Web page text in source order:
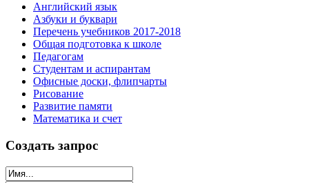
Английский язык
Азбуки и буквари
Перечень учебников 2017-2018
Общая подготовка к школе
Педагогам
Студентам и аспирантам
Офисные доски, флипчарты
Рисование
Развитие памяти
Математика и счет
Создать запрос